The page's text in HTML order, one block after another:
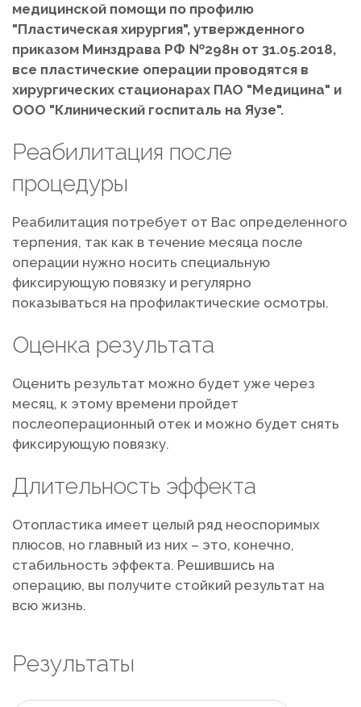
медицинской помощи по профилю
"Пластическая хирургия", утвержденного
приказом Минздрава РФ №298н от 31.05.2018,
все пластические операции проводятся в
хирургических стационарах ПАО "Медицина" и
ООО "Клинический госпиталь на Яузе".
Реабилитация после
процедуры
Реабилитация потребует от Вас определенного
терпения, так как в течение месяца после
операции нужно носить специальную
фиксирующую повязку и регулярно
показываться на профилактические осмотры.
Оценка результата
Оценить результат можно будет уже через
месяц, к этому времени пройдет
послеоперационный отек и можно будет снять
фиксирующую повязку.
Длительность эффекта
Отопластика имеет целый ряд неоспоримых
плюсов, но главный из них – это, конечно,
стабильность эффекта. Решившись на
операцию, вы получите стойкий результат на
всю жизнь.
Результаты